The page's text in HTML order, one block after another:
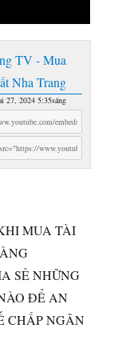
TV - Mua
Nha Trang
27, 2024 5:35sáng
MUA TÀI
SẺ NHỮNG
ĐỂ AN
CHẤP NGÂN